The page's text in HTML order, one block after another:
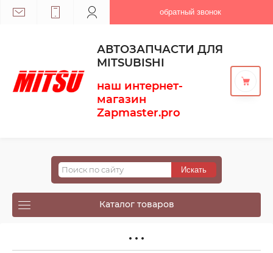
обратный звонок
АВТОЗАПЧАСТИ ДЛЯ
MITSUBISHI
наш интернет-
магазин
Zapmaster.pro
Каталог товаров